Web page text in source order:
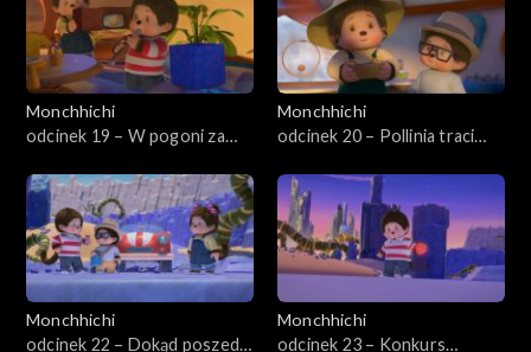
Monchhichi
odcinek 19 – W pogoni za
Monchhichi
odcinek 20 – Pollinia traci
Monchhichi
odcinek 22 – Dokąd poszedł
Monchhichi
odcinek 23 – Konkurs